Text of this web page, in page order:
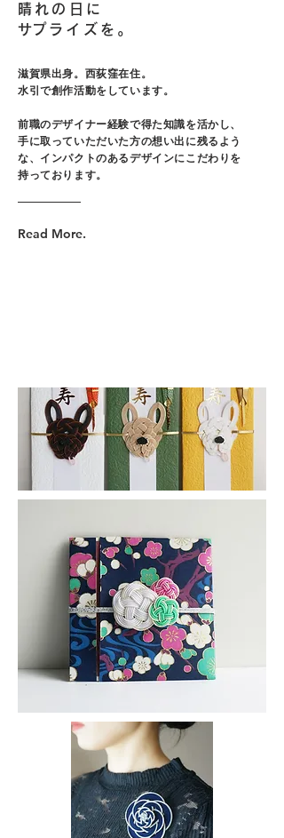
晴れの日に
​サプライズを。
滋賀県出身。西荻窪在住。
水引で創作活動をしています。
前職のデザイナー経験で得た知識を活かし、
手に取っていただいた方の想い出に残るよう
な、インパクトのあるデザインにこだわりを
持っております。
Read More.